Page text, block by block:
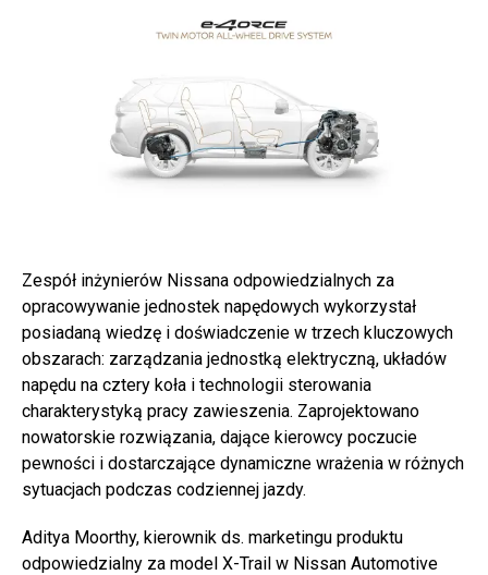
Zespół inżynierów Nissana odpowiedzialnych za
opracowywanie jednostek napędowych wykorzystał
posiadaną wiedzę i doświadczenie w trzech kluczowych
obszarach: zarządzania jednostką elektryczną, układów
napędu na cztery koła i technologii sterowania
charakterystyką pracy zawieszenia. Zaprojektowano
nowatorskie rozwiązania, dające kierowcy poczucie
pewności i dostarczające dynamiczne wrażenia w różnych
sytuacjach podczas codziennej jazdy.
Aditya Moorthy, kierownik ds. marketingu produktu
odpowiedzialny za model X-Trail w Nissan Automotive